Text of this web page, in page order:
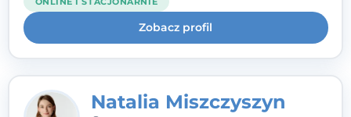
uważnością na potrzeby klienta.
Zobacz profil
Natalia Miszczyszyn